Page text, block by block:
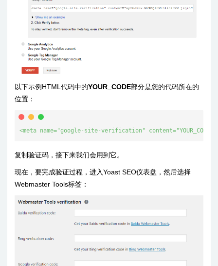
以下示例HTML代码中的YOUR_CODE部分是您的代码所在的
位置：
<meta name="google-site-verification" content="YOUR_CODE"
复制验证码，接下来我们会用到它。
现在，要完成验证过程，进入Yoast SEO仪表盘，然后选择
Webmaster Tools标签：